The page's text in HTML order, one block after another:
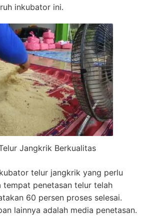
inkubator ini.
Jangkrik Berkualitas
telur jangkrik yang perlu
tempat penetasan telur telah
60 persen proses selesai.
lainnya adalah media penetasan.